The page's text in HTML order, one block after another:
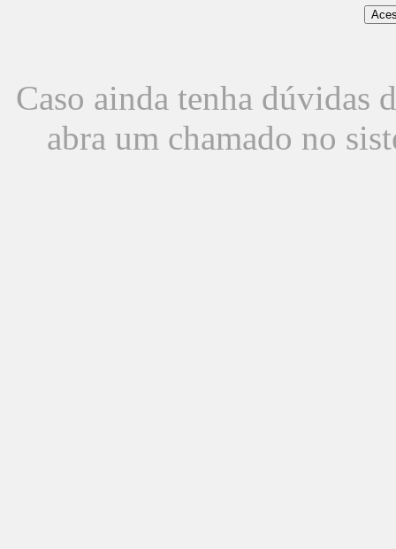
Caso ainda tenha dúvidas
abra um chamado no